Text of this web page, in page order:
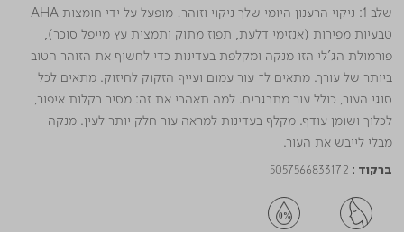
שלב 1: ניקוי הרענון היומי שלך ניקוי וזוהר! מופעל על ידי חומצות AHA
טבעיות מפירות (אנזימי דלעת, תפוז מתוק ותמצית עץ מייפל סוכר),
פורמולת הג'לי הזו מנקה ומקלפת בעדינות כדי לחשוף את הזוהר הטוב
ביותר של עורך. מתאים ל־ עור עמום ועייף הזקוק לחיזוק. מתאים לכל
סוגי העור, כולל עור מתבגרים. למה תאהבי את זה: מסיר בקלות איפור,
לכלוך ושומן עודף. מקלף בעדינות למראה עור חלק יותר לעין. מנקה
מבלי לייבש את העור.
ברקוד : 5057566833172